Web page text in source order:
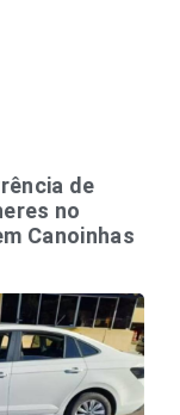
de
no
Canoinhas